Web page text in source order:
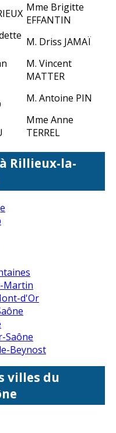
Mme Brigitte
EFFANTIN
M. Driss JAMAÏ
M. Vincent
MATTER
M. Antoine PIN
Mme Anne
TERREL
Rillieux-la-
Martin
d'Or
Saône
Beynost
villes du